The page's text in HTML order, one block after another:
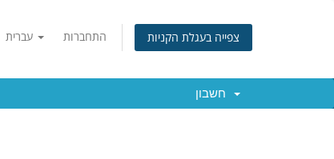
התחברות צפייה בעגלת הקניות